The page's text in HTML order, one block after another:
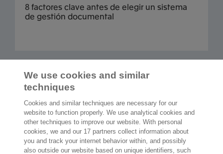
8 factores clave antes de elegir un sistema
de gestión documental
2.000 especialistasdispuestos a
ayudarte
We use cookies and similar
techniques
Cookies and similar techniques are necessary for our
website to function properly. We use analytical cookies and
other techniques to improve our website. With personal
cookies, we and our 17 partners collect information about
you and track your internet behavior within, and possibly
also outside our website based on unique identifiers, such